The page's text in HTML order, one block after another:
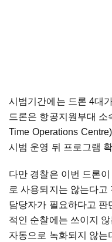
시범기간에는 드론 4대
드론은 항공지원부대
Time Operations
시범 운영 뒤 프로그램
다만 경찰은 이번 드론
로 사용되지는 않는다
담당자가 필요하다고
적인 순찰에는 쓰이지
자동으로 녹화되지 않는